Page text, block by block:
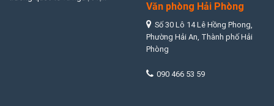
Văn phòng Hải Phòng
Số 30 Lô 14 Lê Hồng Phong,
Phường Hải An, Thành phố Hải
Phòng
090 466 53 59